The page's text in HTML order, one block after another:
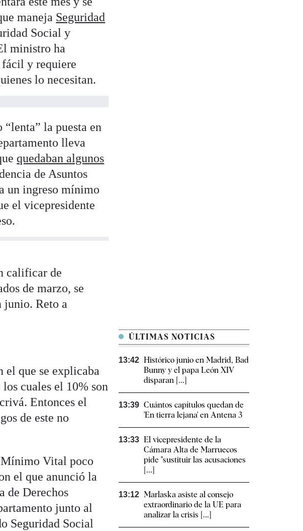
maneja Seguridad
Social y
ministro ha
fácil y requiere
lo necesitan.
la puesta en
lleva
quedaban algunos
de Asuntos
un ingreso mínimo
el vicepresidente
calificar de
de marzo, se
junio. Reto a
el que se explicaba
cuales el 10% son
Entonces el
de este no
Vital poco
el que anunció la
de Derechos
junto al
Seguridad Social
ÚLTIMAS NOTICIAS
13:42 Histórico junio en Madrid, Bad
Bunny y el papa León XIV
disparan [...]
13:39 Cuántos capítulos quedan de
'En tierra lejana' en Antena 3
13:33 El vicepresidente de la
Cámara Alta de Marruecos
pide "sustituir las acusaciones
[...]
13:12 Marlaska asiste al consejo
extraordinario de la UE para
analizar la crisis [...]